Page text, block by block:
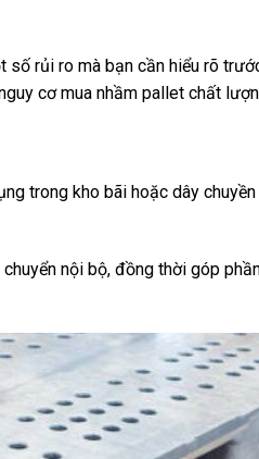
rủi ro mà bạn cần hiểu rõ
cơ mua nhầm pallet chất
trong kho bãi hoặc dây chuyền
nội bộ, đồng thời góp